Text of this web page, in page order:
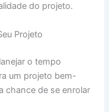
do projeto.
Projeto
o tempo
um projeto bem-
chance de se enrolar